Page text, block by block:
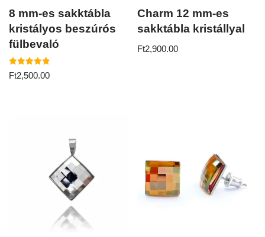
8 mm-es sakktábla
kristályos beszúrós
fülbevaló
Értékelés:
5.00
Ft2,500.00
Charm 12 mm-es
sakktábla kristállyal
Ft2,900.00